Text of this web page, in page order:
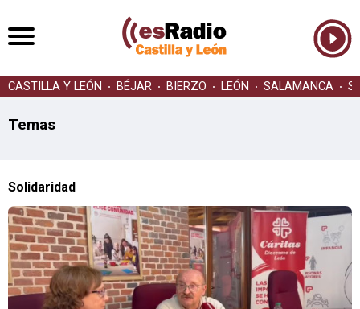
CASTILLA Y LEÓN BÉJAR BIERZO LEÓN SALAMANCA
Temas
Solidaridad